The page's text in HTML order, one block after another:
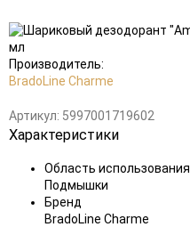
в
избранное
Производитель:
BradoLine Charme
Артикул: 5997001719602
Характеристики
Область использования
Подмышки
Бренд
BradoLine Charme